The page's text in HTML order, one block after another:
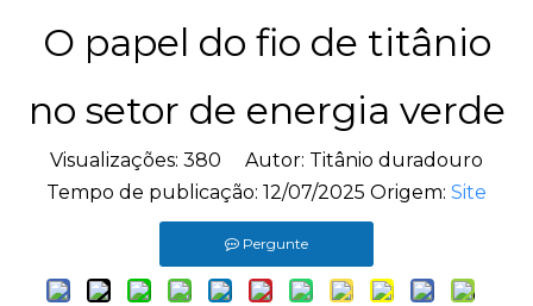
O papel do fio de titânio
no setor de energia verde
Visualizações: 380 Autor: Titânio duradouro
Tempo de publicação: 12/07/2025 Origem: Site
Pergunte